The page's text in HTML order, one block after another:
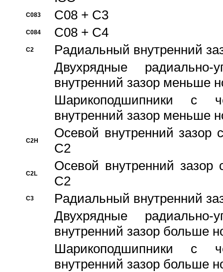
C083 C08 + C3
C084 C08 + C4
C2
Pадиальный внутренний
Двухрядные радиально-
внутренний зазор меньше
Шарикоподшипники с
внутренний зазор меньше
C2H
Осевой внутренний зазор
C2
C2L
Осевой внутренний зазор
C2
C3
Pадиальный внутренний
Двухрядные радиально-
внутренний зазор больше
Шарикоподшипники с
внутренний зазор больше